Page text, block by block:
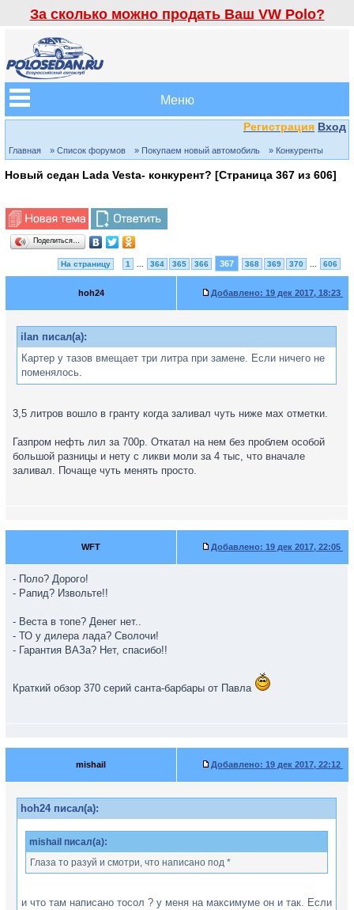
За сколько можно продать Ваш VW Polo?
Меню
Регистрация Вход
Главная » Список форумов » Покупаем новый автомобиль » Конкуренты
Новый седан Lada Vesta- конкурент? [Страница 367 из 606]
Поделиться…
На страницу 1 364 365 366 367 368 369 370 606
hoh24 Добавлено: 19 дек 2017, 18:23
ilan писал(а):
Картер у тазов вмещает три литра при замене. Если ничего не
поменялось.
3,5 литров вошло в гранту когда заливал чуть ниже мах отметки.
Газпром нефть лил за 700р. Откатал на нем без проблем особой
большой разницы и нету с ликви моли за 4 тыс, что вначале
заливал. Почаще чуть менять просто.
WFT Добавлено: 19 дек 2017, 22:05
- Поло? Дорого!
- Рапид? Извольте!!
- Веста в топе? Денег нет..
- ТО у дилера лада? Сволочи!
- Гарантия ВАЗа? Нет, спасибо!!
Краткий обзор 370 серий санта-барбары от Павла
mishail Добавлено: 19 дек 2017, 22:12
hoh24 писал(а):
mishail писал(а):
Глаза то разуй и смотри, что написано под *
и что там написано тосол ? у меня на максимуме он и так. Если